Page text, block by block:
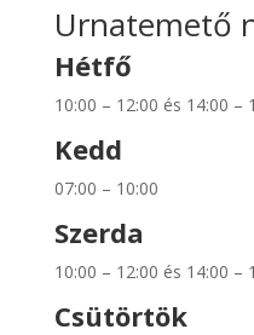
Urnatemető
Hétfő
10:00 – 12:00 és 14:00 –
Kedd
07:00 – 10:00
Szerda
10:00 – 12:00 és 14:00 –
Csütörtök